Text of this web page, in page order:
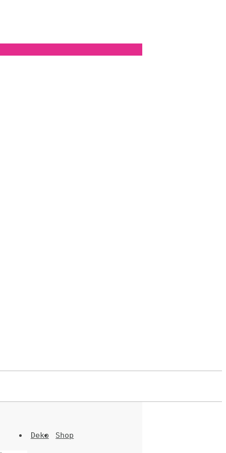
Deko Shop